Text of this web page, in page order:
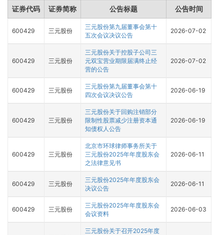
证券代码 证券简称 公告标题 公告时间
600429 三元股份
三元股份第九届董事会第十
五次会议决议公告
2026-07-02
600429 三元股份
三元股份关于控股子公司三
元双宝营业期限届满终止经
营的公告
2026-07-02
600429 三元股份
三元股份第九届董事会第十
四次会议决议公告
2026-06-19
600429 三元股份
三元股份关于回购注销部分
限制性股票减少注册资本通
知债权人公告
2026-06-19
600429 三元股份
北京市环球律师事务所关于
三元股份2025年年度股东会
之法律意见书
2026-06-11
600429 三元股份
三元股份2025年年度股东会
决议公告
2026-06-11
600429 三元股份
三元股份2025年年度股东会
会议资料
2026-06-03
三元股份关于召开2025年度